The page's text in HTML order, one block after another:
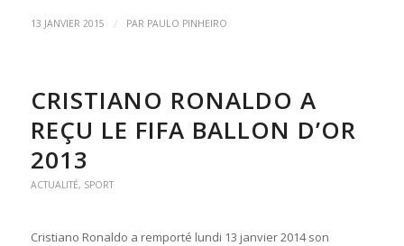
13 JANVIER 2015 / PAR PAULO PINHEIRO
CRISTIANO RONALDO A
REÇU LE FIFA BALLON D’OR
2013
ACTUALITÉ, SPORT
Cristiano Ronaldo a remporté lundi 13 janvier 2014 son